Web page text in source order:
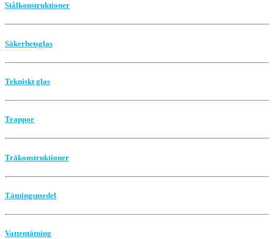
Stålkonstruktioner
Säkerhetsglas
Tekniskt glas
Trappor
Träkonstruktioner
Tätningsmedel
Vattentätning